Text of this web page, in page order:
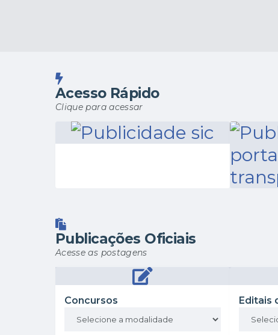
Acesso Rápido
Clique para acessar
Publicações Oficiais
Acesse as postagens
Concursos Editais